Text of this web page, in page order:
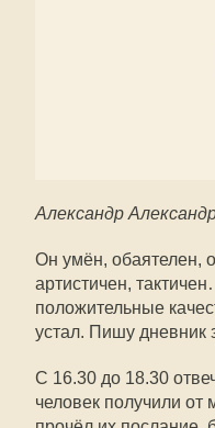
Александр
Он умён, обаятелен,
артистичен,
положительные
устал. Пишу дневник
С 16.30 до 18.30
человек получили от